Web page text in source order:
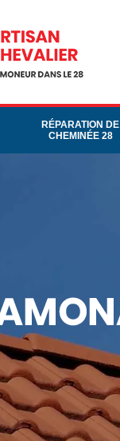
RÉPARATION DE
CHEMINÉE 28